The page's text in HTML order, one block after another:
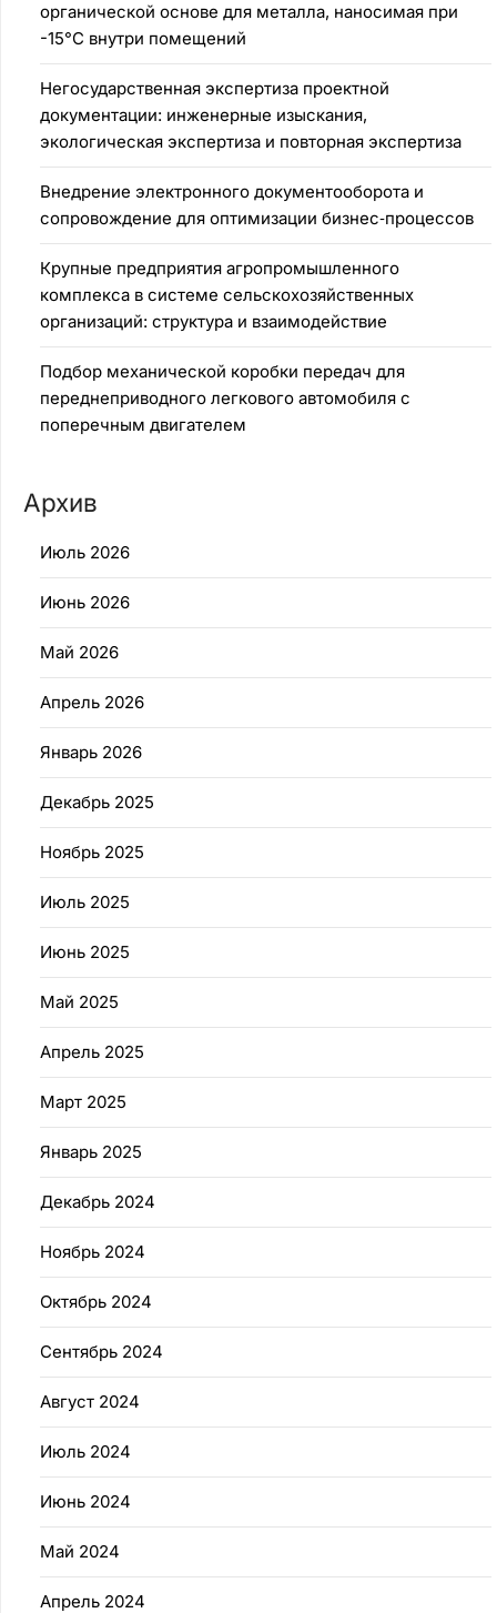
органической основе для металла, наносимая при
-15°C внутри помещений
Негосударственная экспертиза проектной
документации: инженерные изыскания,
экологическая экспертиза и повторная экспертиза
Внедрение электронного документооборота и
сопровождение для оптимизации бизнес‑процессов
Крупные предприятия агропромышленного
комплекса в системе сельскохозяйственных
организаций: структура и взаимодействие
Подбор механической коробки передач для
переднеприводного легкового автомобиля с
поперечным двигателем
Архив
Июль 2026
Июнь 2026
Май 2026
Апрель 2026
Январь 2026
Декабрь 2025
Ноябрь 2025
Июль 2025
Июнь 2025
Май 2025
Апрель 2025
Март 2025
Январь 2025
Декабрь 2024
Ноябрь 2024
Октябрь 2024
Сентябрь 2024
Август 2024
Июль 2024
Июнь 2024
Май 2024
Апрель 2024